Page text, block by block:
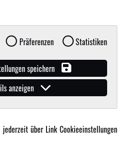
GmbH - Alle Rechte vorbehalten |Impressum| Der
Präferenzen
Statistiken
speichern
anzeigen
über Link Cookieeinstellungen